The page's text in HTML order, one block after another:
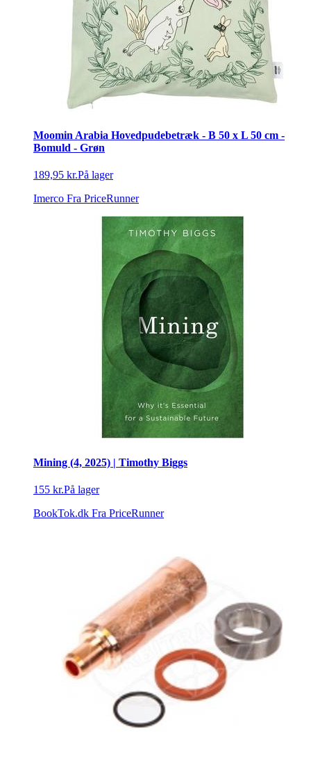
Moomin Arabia Hovedpudebetræk - B 50 x L 50 cm -
Bomuld - Grøn
189,95 kr.På lager
Imerco Fra PriceRunner
Mining (4, 2025) | Timothy Biggs
155 kr.På lager
BookTok.dk Fra PriceRunner